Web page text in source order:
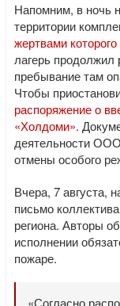
Напомним, в ночь
территории
жертвами
лагерь продолжил
пребывание там
Чтобы
распоряжение о
«Холдоми».
деятельности
отмены особого
Вчера, 7 августа,
письмо
региона. Авторы
исполнении
пожаре.
«Согласно